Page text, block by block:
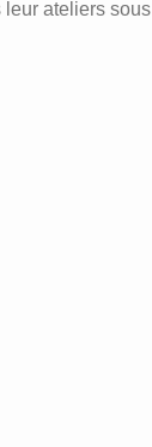
ateliers sous